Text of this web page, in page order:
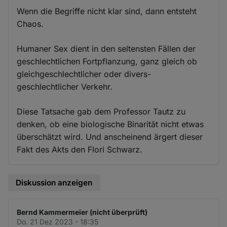
Wenn die Begriffe nicht klar sind, dann entsteht
Chaos.
Humaner Sex dient in den seltensten Fällen der
geschlechtlichen Fortpflanzung, ganz gleich ob
gleichgeschlechtlicher oder divers-
geschlechtlicher Verkehr.
Diese Tatsache gab dem Professor Tautz zu
denken, ob eine biologische Binarität nicht etwas
überschätzt wird. Und anscheinend ärgert dieser
Fakt des Akts den Flori Schwarz.
Diskussion anzeigen
Bernd Kammermeier (nicht überprüft)
Do. 21 Dez 2023 - 18:35